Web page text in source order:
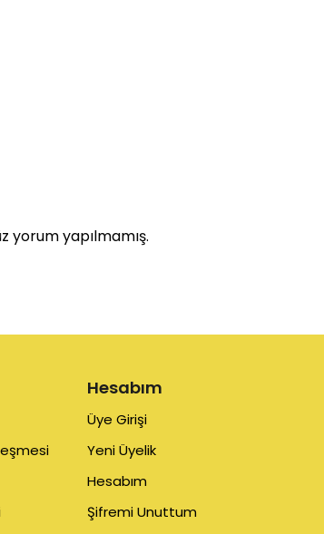
yorum yapılmamış.
Hesabım
Üye Girişi
Yeni Üyelik
Hesabım
Şifremi Unuttum